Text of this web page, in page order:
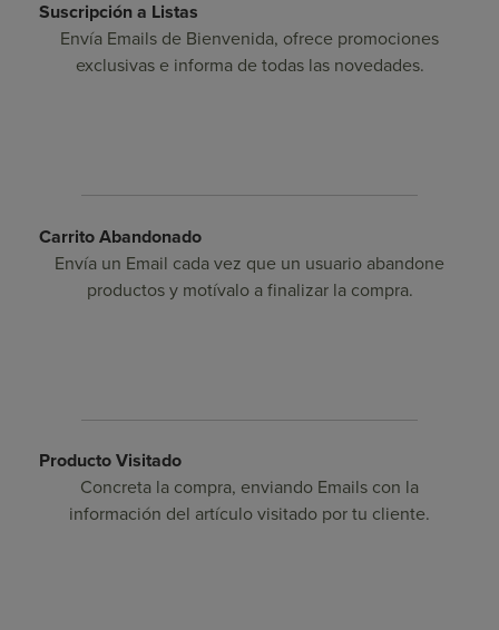
Suscripción a Listas
Envía Emails de Bienvenida, ofrece promociones
exclusivas e informa de todas las novedades.
Carrito Abandonado
Envía un Email cada vez que un usuario abandone
productos y motívalo a finalizar la compra.
Producto Visitado
Concreta la compra, enviando Emails con la
información del artículo visitado por tu cliente.